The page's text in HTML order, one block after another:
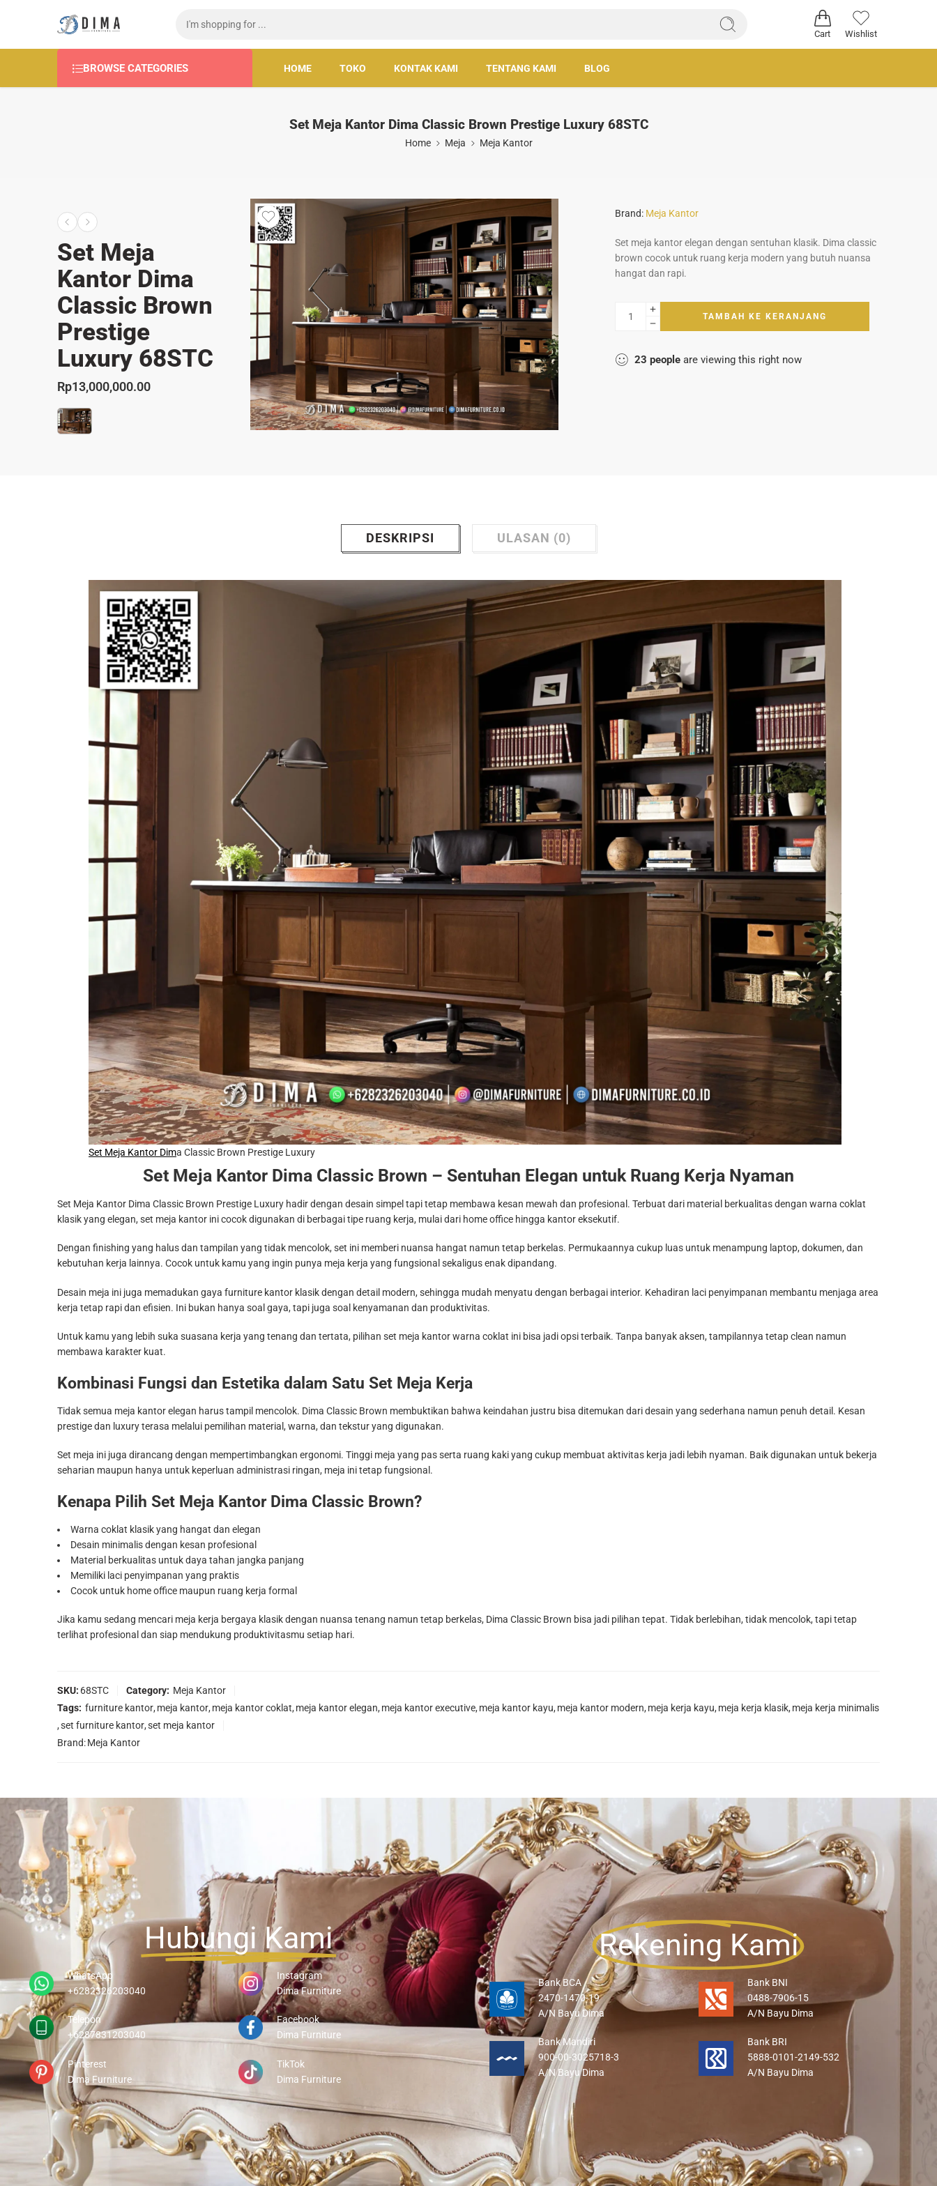
Cart Wishlist
BROWSE CATEGORIES HOME TOKO KONTAK KAMI TENTANG KAMI BLOG
Set Meja Kantor Dima Classic Brown Prestige Luxury 68STC
Home Meja Meja Kantor
Set Meja
Kantor Dima
Classic Brown
Prestige
Luxury 68STC
Rp13,000,000.00
Brand: Meja Kantor
Set meja kantor elegan dengan sentuhan klasik. Dima classic
brown cocok untuk ruang kerja modern yang butuh nuansa
hangat dan rapi.
TAMBAH KE KERANJANG
23 people are viewing this right now
DESKRIPSI ULASAN (0)
Set Meja Kantor Dima Classic Brown Prestige Luxury
Set Meja Kantor Dima Classic Brown – Sentuhan Elegan untuk Ruang Kerja Nyaman
Set Meja Kantor Dima Classic Brown Prestige Luxury hadir dengan desain simpel tapi tetap membawa kesan mewah dan profesional. Terbuat dari material berkualitas dengan warna coklat
klasik yang elegan, set meja kantor ini cocok digunakan di berbagai tipe ruang kerja, mulai dari home office hingga kantor eksekutif.
Dengan finishing yang halus dan tampilan yang tidak mencolok, set ini memberi nuansa hangat namun tetap berkelas. Permukaannya cukup luas untuk menampung laptop, dokumen, dan
kebutuhan kerja lainnya. Cocok untuk kamu yang ingin punya meja kerja yang fungsional sekaligus enak dipandang.
Desain meja ini juga memadukan gaya furniture kantor klasik dengan detail modern, sehingga mudah menyatu dengan berbagai interior. Kehadiran laci penyimpanan membantu menjaga area
kerja tetap rapi dan efisien. Ini bukan hanya soal gaya, tapi juga soal kenyamanan dan produktivitas.
Untuk kamu yang lebih suka suasana kerja yang tenang dan tertata, pilihan set meja kantor warna coklat ini bisa jadi opsi terbaik. Tanpa banyak aksen, tampilannya tetap clean namun
membawa karakter kuat.
Kombinasi Fungsi dan Estetika dalam Satu Set Meja Kerja
Tidak semua meja kantor elegan harus tampil mencolok. Dima Classic Brown membuktikan bahwa keindahan justru bisa ditemukan dari desain yang sederhana namun penuh detail. Kesan
prestige dan luxury terasa melalui pemilihan material, warna, dan tekstur yang digunakan.
Set meja ini juga dirancang dengan mempertimbangkan ergonomi. Tinggi meja yang pas serta ruang kaki yang cukup membuat aktivitas kerja jadi lebih nyaman. Baik digunakan untuk bekerja
seharian maupun hanya untuk keperluan administrasi ringan, meja ini tetap fungsional.
Kenapa Pilih Set Meja Kantor Dima Classic Brown?
Warna coklat klasik yang hangat dan elegan
Desain minimalis dengan kesan profesional
Material berkualitas untuk daya tahan jangka panjang
Memiliki laci penyimpanan yang praktis
Cocok untuk home office maupun ruang kerja formal
Jika kamu sedang mencari meja kerja bergaya klasik dengan nuansa tenang namun tetap berkelas, Dima Classic Brown bisa jadi pilihan tepat. Tidak berlebihan, tidak mencolok, tapi tetap
terlihat profesional dan siap mendukung produktivitasmu setiap hari.
SKU: 68STC Category: Meja Kantor
Tags: furniture kantor, meja kantor, meja kantor coklat, meja kantor elegan, meja kantor executive, meja kantor kayu, meja kantor modern, meja kerja kayu, meja kerja klasik, meja kerja minimalis
,set furniture kantor,set meja kantor
Brand:Meja Kantor
Hubungi Kami
WhatsApp
+6282326203040
Telepon
+6287831203040
Pinterest
Dima Furniture
Instagram
Dima Furniture
Facebook
Dima Furniture
TikTok
Dima Furniture
Rekening Kami
Bank BCA
2470-1470-19
A/N Bayu Dima
Bank Mandiri
900-00-3025718-3
A/N Bayu Dima
Bank BNI
0488-7906-15
A/N Bayu Dima
Bank BRI
5888-0101-2149-532
A/N Bayu Dima